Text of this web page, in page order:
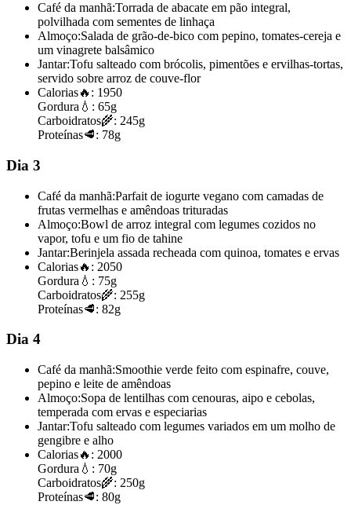
Café da manhã:Torrada de abacate em pão integral,
polvilhada com sementes de linhaça
Almoço:Salada de grão-de-bico com pepino, tomates-cereja e
um vinagrete balsâmico
Jantar:Tofu salteado com brócolis, pimentões e ervilhas-tortas,
servido sobre arroz de couve-flor
Calorias🔥: 1950
Gordura 💧: 65g
Carboidratos🌾: 245g
Proteínas🥩: 78g
Dia 3
Café da manhã:Parfait de iogurte vegano com camadas de
frutas vermelhas e amêndoas trituradas
Almoço:Bowl de arroz integral com legumes cozidos no
vapor, tofu e um fio de tahine
Jantar:Berinjela assada recheada com quinoa, tomates e ervas
Calorias🔥: 2050
Gordura 💧: 75g
Carboidratos🌾: 255g
Proteínas🥩: 82g
Dia 4
Café da manhã:Smoothie verde feito com espinafre, couve,
pepino e leite de amêndoas
Almoço:Sopa de lentilhas com cenouras, aipo e cebolas,
temperada com ervas e especiarias
Jantar:Tofu salteado com legumes variados em um molho de
gengibre e alho
Calorias🔥: 2000
Gordura 💧: 70g
Carboidratos🌾: 250g
Proteínas🥩: 80g